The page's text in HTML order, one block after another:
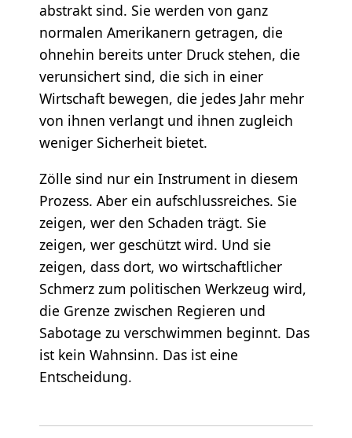
abstrakt sind. Sie werden von ganz
normalen Amerikanern getragen, die
ohnehin bereits unter Druck stehen, die
verunsichert sind, die sich in einer
Wirtschaft bewegen, die jedes Jahr mehr
von ihnen verlangt und ihnen zugleich
weniger Sicherheit bietet.
Zölle sind nur ein Instrument in diesem
Prozess. Aber ein aufschlussreiches. Sie
zeigen, wer den Schaden trägt. Sie
zeigen, wer geschützt wird. Und sie
zeigen, dass dort, wo wirtschaftlicher
Schmerz zum politischen Werkzeug wird,
die Grenze zwischen Regieren und
Sabotage zu verschwimmen beginnt. Das
ist kein Wahnsinn. Das ist eine
Entscheidung.